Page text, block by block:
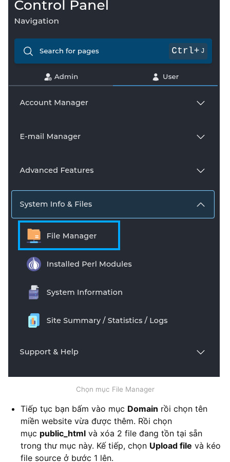
Chọn mục File Manager
Tiếp tục bạn bấm vào mục Domain rồi chọn tên
miền website vừa được thêm. Rồi chọn
mục public_html và xóa 2 file đang tồn tại sẵn
trong thư mục này. Kế tiếp, chọn Upload file và kéo
file source ở bước 1 lên.